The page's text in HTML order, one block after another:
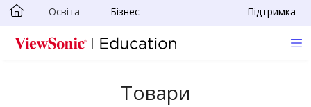
Skip to main content
Освіта Бізнес Підтримка
Товари